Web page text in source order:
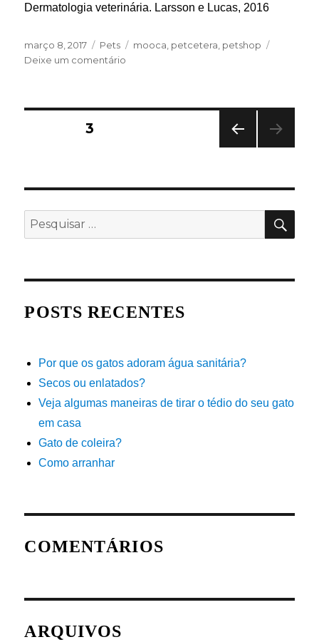
Dermatologia veterinária. Larsson e Lucas, 2016
Publicado
em
março 8, 2017 Categorias
Pets Tags
mooca, petcetera, petshop
Deixe um comentário
neles!
Paginação
posts
ERIO
R
PÁGINA3
Pesquisar
por:
POSTS RECENTES
Por que os gatos adoram água sanitária?
Secos ou enlatados?
Veja algumas maneiras de tirar o tédio do seu gato
em casa
Gato de coleira?
Como arranhar
COMENTÁRIOS
ARQUIVOS